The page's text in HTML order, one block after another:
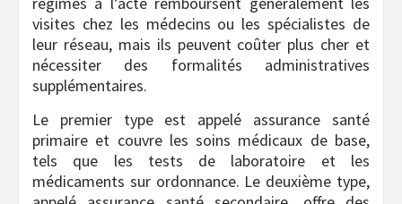
visites chez les médecins ou les spécialistes de
leur réseau, mais ils peuvent coûter plus cher et
nécessiter des formalités administratives
supplémentaires.
Le premier type est appelé assurance santé
primaire et couvre les soins médicaux de base,
tels que les tests de laboratoire et les
médicaments sur ordonnance. Le deuxième type,